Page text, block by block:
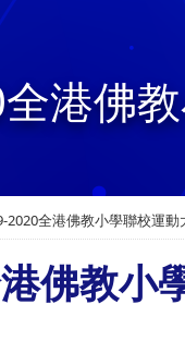
港佛
2020全港佛教小學聯校運
佛教小